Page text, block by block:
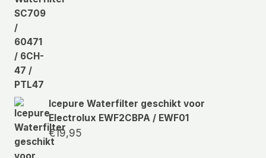
Icepure Waterfilter geschikt voor
Electrolux EWF2CBPA / EWF01
€19,95